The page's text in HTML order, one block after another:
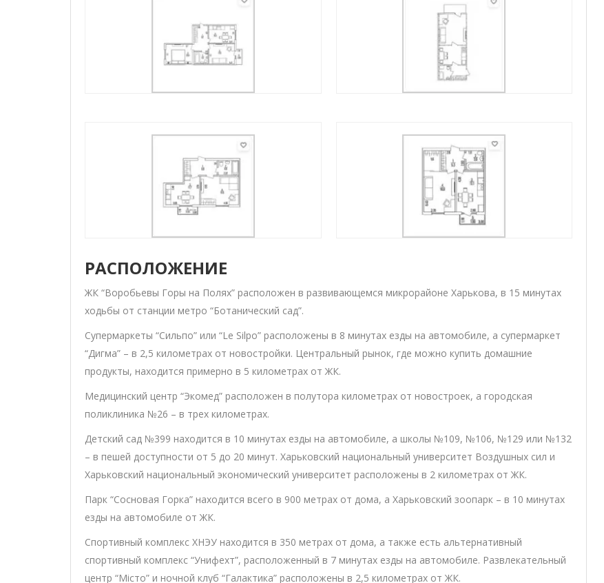
РАСПОЛОЖЕНИЕ
ЖК “Воробьевы Горы на Полях” расположен в развивающемся микрорайоне Харькова, в 15 минутах
ходьбы от станции метро “Ботанический сад”.
Супермаркеты “Сильпо” или “Le Silpo” расположены в 8 минутах езды на автомобиле, а супермаркет
“Дигма” – в 2,5 километрах от новостройки. Центральный рынок, где можно купить домашние
продукты, находится примерно в 5 километрах от ЖК.
Медицинский центр “Экомед” расположен в полутора километрах от новостроек, а городская
поликлиника №26 – в трех километрах.
Детский сад №399 находится в 10 минутах езды на автомобиле, а школы №109, №106, №129 или №132
– в пешей доступности от 5 до 20 минут. Харьковский национальный университет Воздушных сил и
Харьковский национальный экономический университет расположены в 2 километрах от ЖК.
Парк “Сосновая Горка” находится всего в 900 метрах от дома, а Харьковский зоопарк – в 10 минутах
езды на автомобиле от ЖК.
Спортивный комплекс ХНЭУ находится в 350 метрах от дома, а также есть альтернативный
спортивный комплекс “Унифехт”, расположенный в 7 минутах езды на автомобиле. Развлекательный
центр “Місто” и ночной клуб “Галактика” расположены в 2,5 километрах от ЖК.